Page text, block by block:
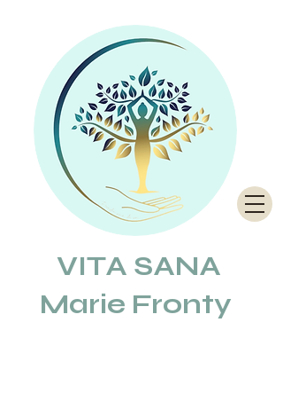
VITA SANA
Marie Fronty